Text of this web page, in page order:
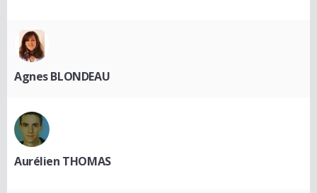
Agnes BLONDEAU
Aurélien THOMAS